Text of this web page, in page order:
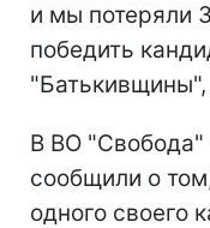
и мы потеряли
победить
В ВО "Свобода"
сообщили о
одного своего